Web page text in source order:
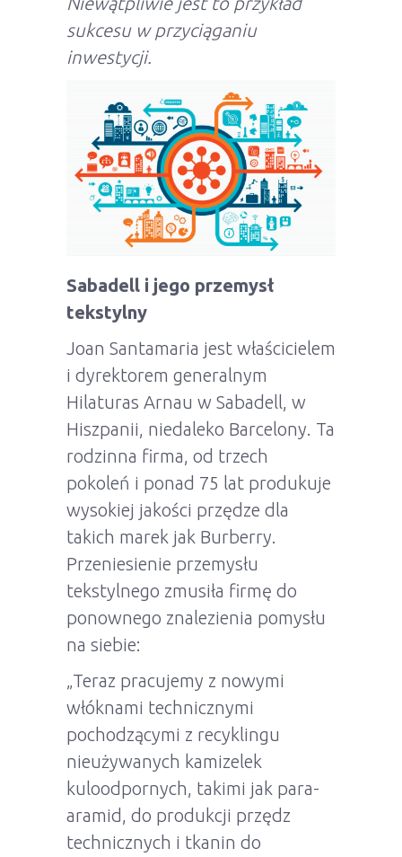
sukcesu w przyciąganiu
inwestycji.
Sabadell i jego przemysł
tekstylny
Joan Santamaria jest właścicielem
i dyrektorem generalnym
Hilaturas Arnau w Sabadell, w
Hiszpanii, niedaleko Barcelony. Ta
rodzinna firma, od trzech
pokoleń i ponad 75 lat produkuje
wysokiej jakości przędze dla
takich marek jak Burberry.
Przeniesienie przemysłu
tekstylnego zmusiła firmę do
ponownego znalezienia pomysłu
na siebie:
„Teraz pracujemy z nowymi
włóknami technicznymi
pochodzącymi z recyklingu
nieużywanych kamizelek
kuloodpornych, takimi jak para-
aramid, do produkcji przędz
technicznych i tkanin do